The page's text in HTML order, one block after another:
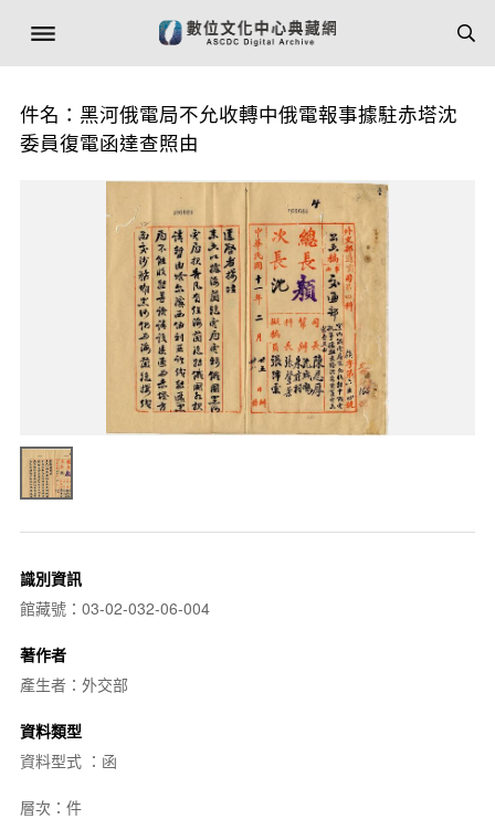
件名：黑河俄電局不允收轉中俄電報事據駐赤塔沈
委員復電函達查照由
識別資訊
館藏號：03-02-032-06-004
著作者
產生者：外交部
資料類型
資料型式 ：函
層次：件